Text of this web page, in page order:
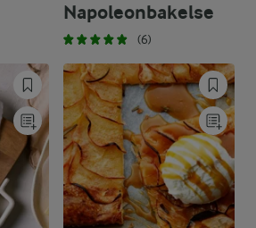
Napoleonbakelse
(6)